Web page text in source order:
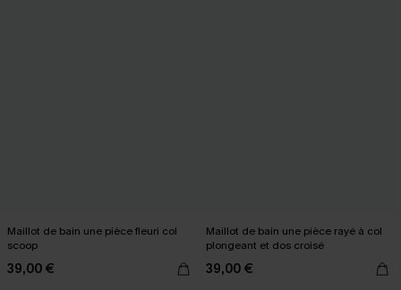
Maillot de bain une pièce fleuri col
scoop
39,00 €
Maillot de bain une pièce rayé à col
plongeant et dos croisé
39,00 €